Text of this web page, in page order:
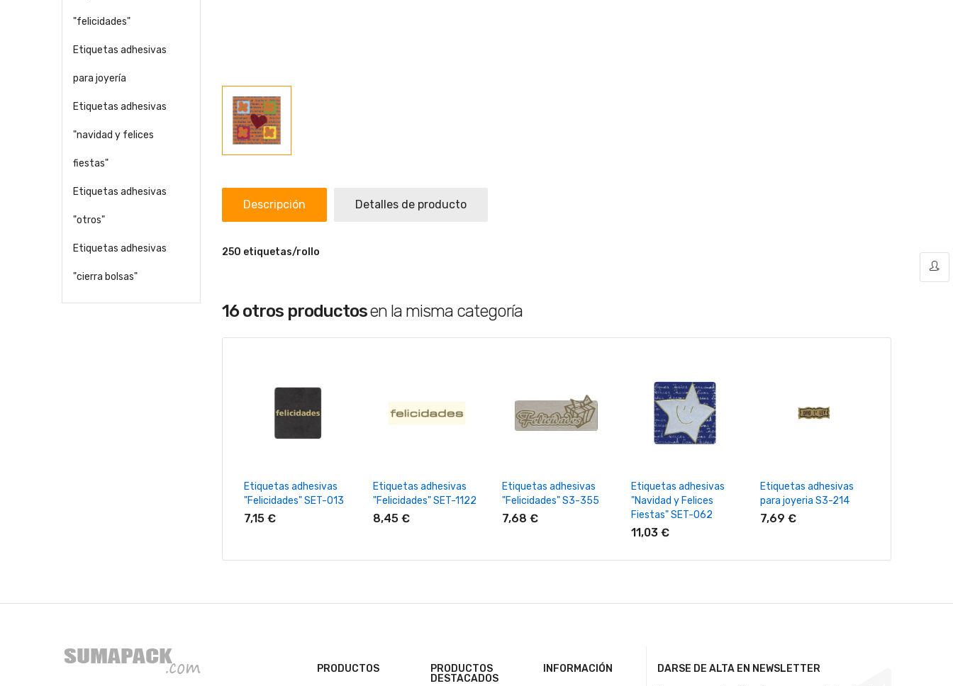
"felicidades"
Etiquetas adhesivas
para joyería
Etiquetas adhesivas
"navidad y felices
fiestas"
Etiquetas adhesivas
"otros"
Etiquetas adhesivas
"cierra bolsas"
Descripción Detalles de producto
250 etiquetas/rollo
16 otros productosen la misma categoría
+ Añadir Al Carrito
Etiquetas adhesivas
"Felicidades" SET-013
7,15 €
+ Añadir Al Carrito
Etiquetas adhesivas
"Felicidades" SET-1122
8,45 €
+ Añadir Al Carrito
Etiquetas adhesivas
"Felicidades" S3-355
7,68 €
+ Añadir Al Carrito
Etiquetas adhesivas
"Navidad y Felices
Fiestas" SET-062
11,03 €
+ Añadir Al Carrito
Etiquetas adhesivas
para joyeria S3-214
7,69 €
PRODUCTOS
PRODUCTOS
DESTACADOS
INFORMACIÓN DARSE DE ALTA EN NEWSLETTER